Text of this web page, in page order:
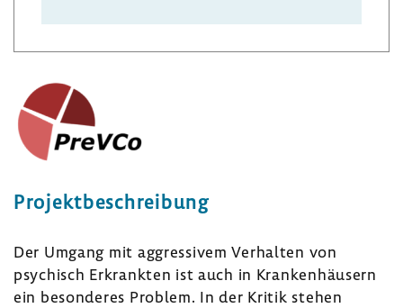
Projekt­be­schrei­bung
Der Umgang mit aggres­sivem Verhalten von
psychisch Erkrankten ist auch in Kran­ken­häu­sern
ein beson­deres Problem. In der Kritik stehen